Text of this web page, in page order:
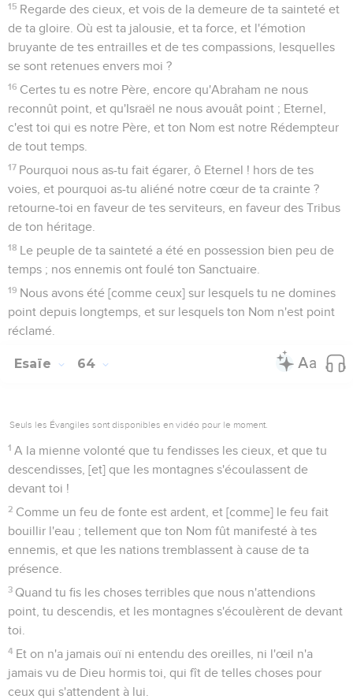
15 Regarde des cieux, et vois de la demeure de ta sainteté et
de ta gloire. Où est ta jalousie, et ta force, et l'émotion
bruyante de tes entrailles et de tes compassions, lesquelles
se sont retenues envers moi ?
16 Certes tu es notre Père, encore qu'Abraham ne nous
reconnût point, et qu'Israël ne nous avouât point ; Eternel,
c'est toi qui es notre Père, et ton Nom est notre Rédempteur
de tout temps.
17 Pourquoi nous as-tu fait égarer, ô Eternel ! hors de tes
voies, et pourquoi as-tu aliéné notre cœur de ta crainte ?
retourne-toi en faveur de tes serviteurs, en faveur des Tribus
de ton héritage.
18 Le peuple de ta sainteté a été en possession bien peu de
temps ; nos ennemis ont foulé ton Sanctuaire.
19 Nous avons été [comme ceux] sur lesquels tu ne domines
point depuis longtemps, et sur lesquels ton Nom n'est point
réclamé.
Esaïe 64
Seuls les Évangiles sont disponibles en vidéo pour le moment.
1 A la mienne volonté que tu fendisses les cieux, et que tu
descendisses, [et] que les montagnes s'écoulassent de
devant toi !
2 Comme un feu de fonte est ardent, et [comme] le feu fait
bouillir l'eau ; tellement que ton Nom fût manifesté à tes
ennemis, et que les nations tremblassent à cause de ta
présence.
3 Quand tu fis les choses terribles que nous n'attendions
point, tu descendis, et les montagnes s'écoulèrent de devant
toi.
4 Et on n'a jamais ouï ni entendu des oreilles, ni l'œil n'a
jamais vu de Dieu hormis toi, qui fît de telles choses pour
ceux qui s'attendent à lui.